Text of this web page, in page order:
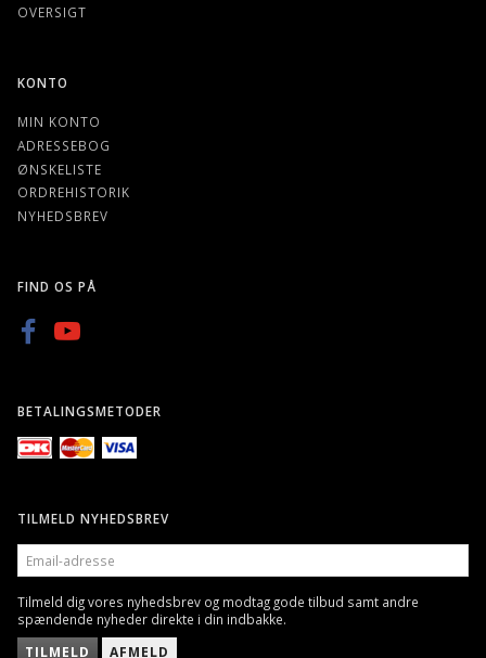
OVERSIGT
KONTO
MIN KONTO
ADRESSEBOG
ØNSKELISTE
ORDREHISTORIK
NYHEDSBREV
FIND OS PÅ
BETALINGSMETODER
TILMELD NYHEDSBREV
EMAIL-
ADRESSE
Tilmeld dig vores nyhedsbrev og modtag gode tilbud samt andre
spændende nyheder direkte i din indbakke.
TILMELD AFMELD